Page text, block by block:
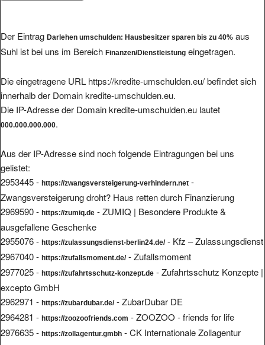
Der Eintrag Darlehen umschulden: Hausbesitzer sparen bis zu 40% aus
Suhl ist bei uns im Bereich Finanzen/Dienstleistung eingetragen.
Die eingetragene URL https://kredite-umschulden.eu/ befindet sich
innerhalb der Domain kredite-umschulden.eu.
Die IP-Adresse der Domain kredite-umschulden.eu lautet
000.000.000.000.
Aus der IP-Adresse sind noch folgende Eintragungen bei uns
gelistet:
2953445 - https://zwangsversteigerung-verhindern.net -
Zwangsversteigerung droht? Haus retten durch Finanzierung
2969590 - https://zumiq.de - ZUMIQ | Besondere Produkte &
ausgefallene Geschenke
2955076 - https://zulassungsdienst-berlin24.de/- Kfz – Zulassungsdienst
2967040 - https://zufallsmoment.de/- Zufallsmoment
2977025 - https://zufahrtsschutz-konzept.de - Zufahrtsschutz Konzepte |
excepto GmbH
2962971 - https://zubardubar.de/- ZubarDubar DE
2964281 - https://zoozoofriends.com - ZOOZOO - friends for life
2976635 - https://zollagentur.gmbh - CK Internationale Zollagentur